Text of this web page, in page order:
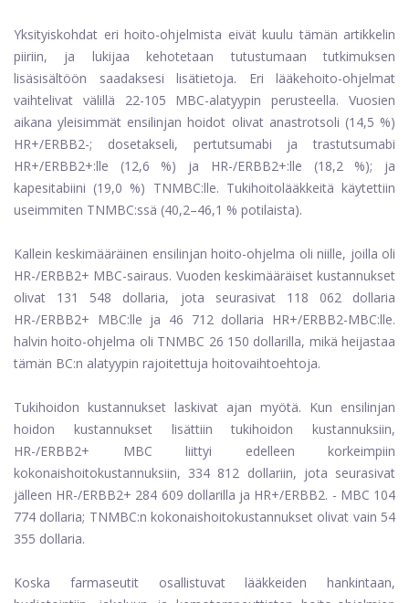
Yksityiskohdat eri hoito-ohjelmista eivät kuulu tämän artikkelin
piiriin, ja lukijaa kehotetaan tutustumaan tutkimuksen
lisäsisältöön saadaksesi lisätietoja. Eri lääkehoito-ohjelmat
vaihtelivat välillä 22-105 MBC-alatyypin perusteella. Vuosien
aikana yleisimmät ensilinjan hoidot olivat anastrotsoli (14,5 %)
HR+/ERBB2-; dosetakseli, pertutsumabi ja trastutsumabi
HR+/ERBB2+:lle (12,6 %) ja HR-/ERBB2+:lle (18,2 %); ja
kapesitabiini (19,0 %) TNMBC:lle. Tukihoitolääkkeitä käytettiin
useimmiten TNMBC:ssä (40,2–46,1 % potilaista).
Kallein keskimääräinen ensilinjan hoito-ohjelma oli niille, joilla oli
HR-/ERBB2+ MBC-sairaus. Vuoden keskimääräiset kustannukset
olivat 131 548 dollaria, jota seurasivat 118 062 dollaria
HR-/ERBB2+ MBC:lle ja 46 712 dollaria HR+/ERBB2-MBC:lle.
halvin hoito-ohjelma oli TNMBC 26 150 dollarilla, mikä heijastaa
tämän BC:n alatyypin rajoitettuja hoitovaihtoehtoja.
Tukihoidon kustannukset laskivat ajan myötä. Kun ensilinjan
hoidon kustannukset lisättiin tukihoidon kustannuksiin,
HR-/ERBB2+ MBC liittyi edelleen korkeimpiin
kokonaishoitokustannuksiin, 334 812 dollariin, jota seurasivat
jälleen HR-/ERBB2+ 284 609 dollarilla ja HR+/ERBB2. - MBC 104
774 dollaria; TNMBC:n kokonaishoitokustannukset olivat vain 54
355 dollaria.
Koska farmaseutit osallistuvat lääkkeiden hankintaan,